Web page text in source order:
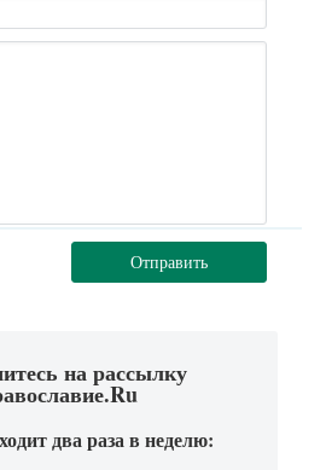
Отправить
на рассылку
два раза в неделю: